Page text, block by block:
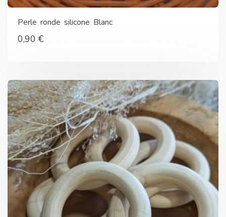
Perle ronde silicone Blanc
0,90 €